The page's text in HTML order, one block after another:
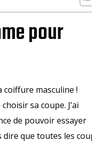
pour
coiffure masculine !
sa coupe. J’ai
de pouvoir essayer
que toutes les